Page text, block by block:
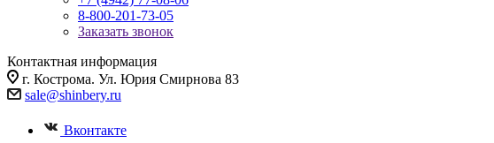
8-800-201-73-05
Заказать звонок
Контактная информация
г. Кострома. Ул. Юрия Смирнова 83
sale@shinbery.ru
Вконтакте